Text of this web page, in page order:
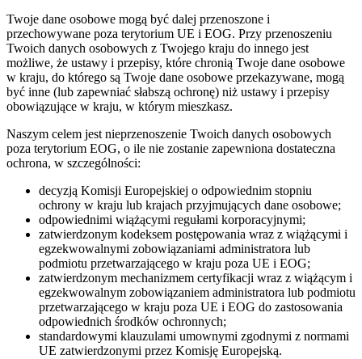
Twoje dane osobowe mogą być dalej przenoszone i
przechowywane poza terytorium UE i EOG. Przy przenoszeniu
Twoich danych osobowych z Twojego kraju do innego jest
możliwe, że ustawy i przepisy, które chronią Twoje dane osobowe
w kraju, do którego są Twoje dane osobowe przekazywane, mogą
być inne (lub zapewniać słabszą ochronę) niż ustawy i przepisy
obowiązujące w kraju, w którym mieszkasz.
Naszym celem jest nieprzenoszenie Twoich danych osobowych
poza terytorium EOG, o ile nie zostanie zapewniona dostateczna
ochrona, w szczególności:
decyzją Komisji Europejskiej o odpowiednim stopniu
ochrony w kraju lub krajach przyjmujących dane osobowe;
odpowiednimi wiążącymi regułami korporacyjnymi;
zatwierdzonym kodeksem postępowania wraz z wiążącymi i
egzekwowalnymi zobowiązaniami administratora lub
podmiotu przetwarzającego w kraju poza UE i EOG;
zatwierdzonym mechanizmem certyfikacji wraz z wiążącym i
egzekwowalnym zobowiązaniem administratora lub podmiotu
przetwarzającego w kraju poza UE i EOG do zastosowania
odpowiednich środków ochronnych;
standardowymi klauzulami umownymi zgodnymi z normami
UE zatwierdzonymi przez Komisję Europejską.